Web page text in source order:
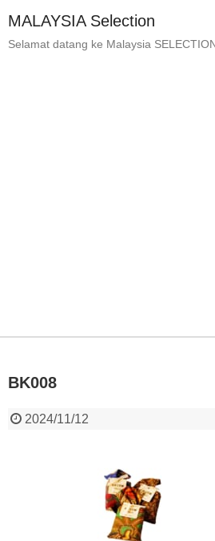
MALAYSIA Selection
Selamat datang ke Malaysia
BK008
2024/11/12